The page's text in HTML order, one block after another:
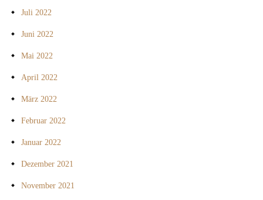
Juli 2022
Juni 2022
Mai 2022
April 2022
März 2022
Februar 2022
Januar 2022
Dezember 2021
November 2021